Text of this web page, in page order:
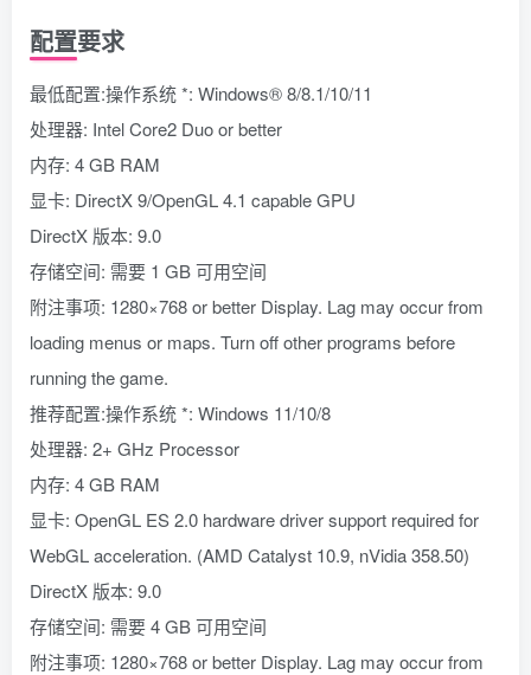
配置要求
最低配置:操作系统 *: Windows® 8/8.1/10/11
处理器: Intel Core2 Duo or better
内存: 4 GB RAM
显卡: DirectX 9/OpenGL 4.1 capable GPU
DirectX 版本: 9.0
存储空间: 需要 1 GB 可用空间
附注事项: 1280×768 or better Display. Lag may occur from
loading menus or maps. Turn off other programs before
running the game.
推荐配置:操作系统 *: Windows 11/10/8
处理器: 2+ GHz Processor
内存: 4 GB RAM
显卡: OpenGL ES 2.0 hardware driver support required for
WebGL acceleration. (AMD Catalyst 10.9, nVidia 358.50)
DirectX 版本: 9.0
存储空间: 需要 4 GB 可用空间
附注事项: 1280×768 or better Display. Lag may occur from